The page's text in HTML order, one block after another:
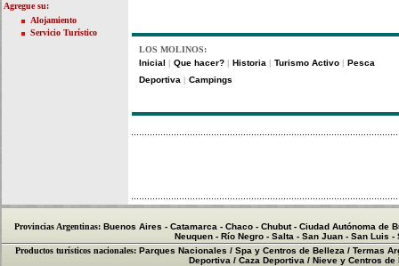
Agregue su:
Alojamiento
Servicio Turístico
LOS MOLINOS:
Inicial
Que hacer? Historia Turismo Activo
Pesca
Deportiva
Campings
Provincias Argentinas: Buenos Aires - Catamarca - Chaco- Chubut- Ciudad Autónoma de
Neuquen - Río Negro - Salta - San Juan - San Luis -
Productos turísticos nacionales: Parques Nacionales / Spa y Centros de Belleza / Termas
Deportiva / Caza Deportiva / Nieve y Centros de